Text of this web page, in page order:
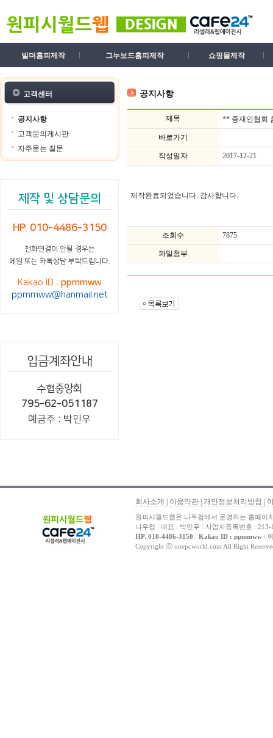
빌더홈피제작 그누보드홈피제작 쇼핑몰제작
고객센터
공지사항
고객문의게시판
자주묻는 질문
제작 및 상담문의
HP. 010-4486-3150
전화연결이 안될 경우는
메일 또는 카톡상담 부탁드립니다.
Kakao ID :ppmmww
ppmmww@hanmail.net
입금계좌안내
수협중앙회
795-62-051187
예금주 : 박민우
공지사항
제목 ** 중재인협회
바로가기
작성일자 2017-12-21
제작완료되었습니다. 감사합니다.
조회수 7875
파일첨부
회사소개 이용약관 개인정보처리방침
원피시월드웹은 나우컴에서 운영하는 홈페이
나우컴 l 대표 : 박민우 l 사업자등록번호 :
HP. 010-4486-3150 l Kakao ID : ppmmww l
Copyright ⓒ onepcworld.com All Right